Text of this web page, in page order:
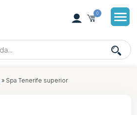
0
» Spa Tenerife superior